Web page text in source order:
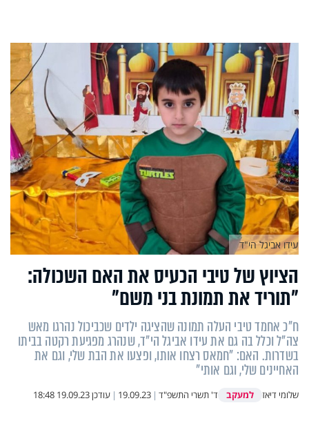
הציוץ של טיבי הכעיס את האם השכולה:
"תוריד את תמונת בני משם"
ח"כ אחמד טיבי העלה תמונה שהציגה ילדים שכביכול נהרגו מאש
צה"ל וכלל בה גם את עידו אביגל הי"ד, שנהרג מפגיעת רקטה בביתו
בשדרות. האם: "חמאס רצחו אותו, ופצעו את הבת שלי, וגם את
האחיינים שלי, וגם אותי"
שלומי דיאז למעקב ד' תשרי התשפ"ד |
19.09.23
| עודכן19.09.23 18:48
עידו אביגל הי"ד